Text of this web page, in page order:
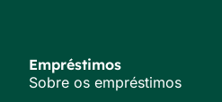
Empréstimos
Sobre os empréstimos